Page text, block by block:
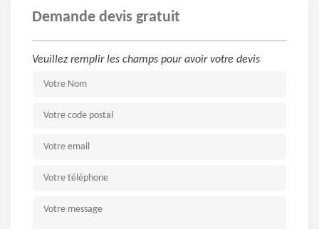
Demande devis gratuit
Veuillez remplir les champs pour avoir votre devis